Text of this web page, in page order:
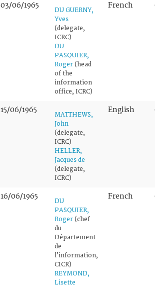
03/06/1965
DU GUERNY,
Yves
(delegate,
ICRC)
DU
PASQUIER,
Roger (head
of the
information
office, ICRC)
French
15/06/1965
MATTHEWS,
John
(delegate,
ICRC)
HELLER,
Jacques de
(delegate,
ICRC)
English
16/06/1965
DU
PASQUIER,
Roger (chef
du
Département
de
l’information,
CICR)
REYMOND,
Lisette
French